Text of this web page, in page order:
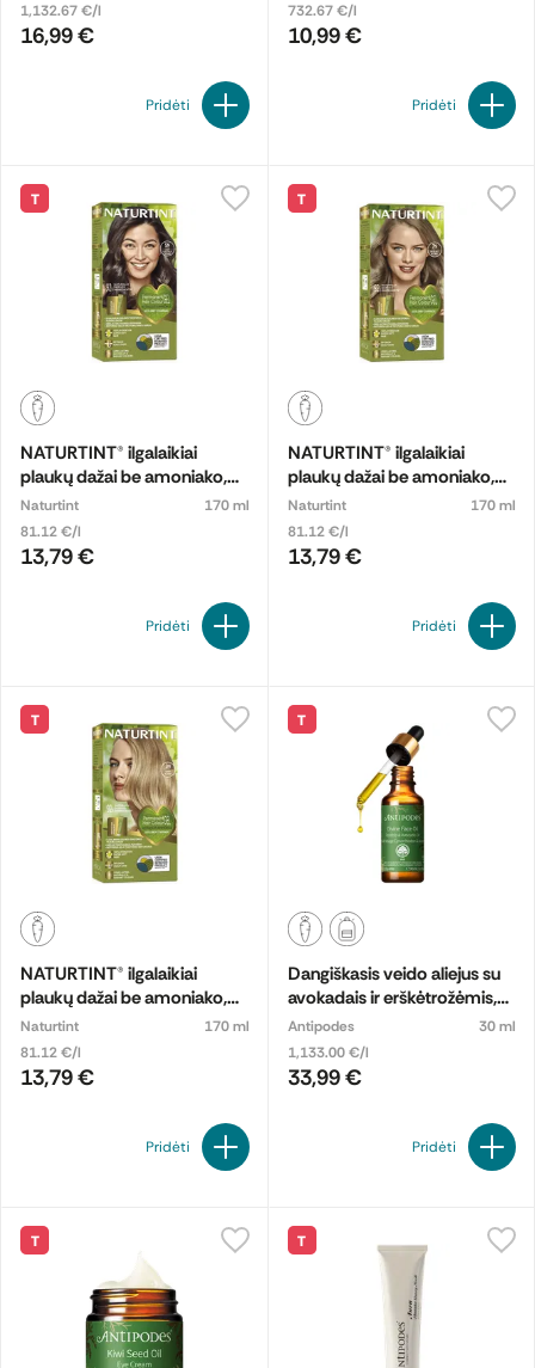
1,132.67 €/l
16,99 €
Pridėti
732.67 €/l
10,99 €
Pridėti
T
NATURTINT® ilgalaikiai
plaukų dažai be amoniako,
LIGHT CHESTNUT BROWN
5N
Naturtint
170 ml
81.12 €/l
13,79 €
Pridėti
T
NATURTINT® ilgalaikiai
plaukų dažai be amoniako,
HAZELNUT BLONDE 7N
Naturtint
170 ml
81.12 €/l
13,79 €
Pridėti
T
NATURTINT® ilgalaikiai
plaukų dažai be amoniako,
HONEY BLONDE 9N
Naturtint
170 ml
81.12 €/l
13,79 €
Pridėti
T
Dangiškasis veido aliejus su
avokadais ir erškėtrožėmis,
ekologiškas
Antipodes
30 ml
1,133.00 €/l
33,99 €
Pridėti
T T